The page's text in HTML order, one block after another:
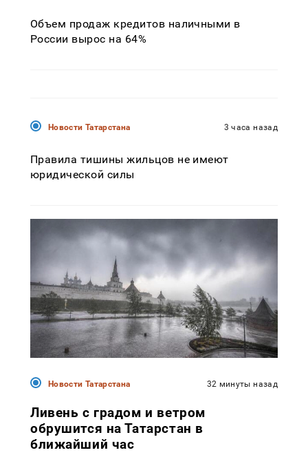
Объем продаж кредитов наличными в
России вырос на 64%
Новости Татарстана 3 часа назад
Правила тишины жильцов не имеют
юридической силы
Новости Татарстана 32 минуты назад
Ливень с градом и ветром
обрушится на Татарстан в
ближайший час